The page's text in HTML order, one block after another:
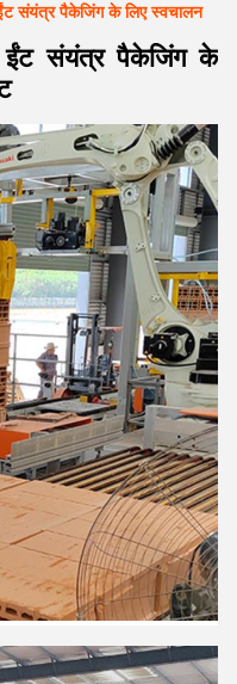
ईंट संयंत्र पैकेजिंग के लिए स्वचालन
ईंट संयंत्र पैकेजिंग के